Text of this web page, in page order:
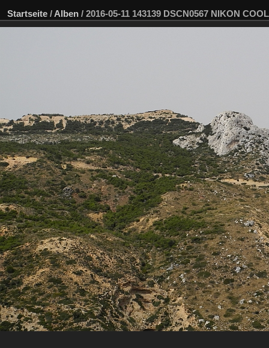
Startseite / Alben / 2016-05-11 143139 DSCN0567 NIKON